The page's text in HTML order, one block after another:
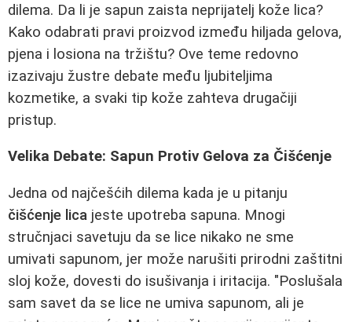
dilema. Da li je sapun zaista neprijatelj kože lica?
Kako odabrati pravi proizvod između hiljada gelova,
pjena i losiona na tržištu? Ove teme redovno
izazivaju žustre debate među ljubiteljima
kozmetike, a svaki tip kože zahteva drugačiji
pristup.
Velika Debate: Sapun Protiv Gelova za Čišćenje
Jedna od najčešćih dilema kada je u pitanju
čišćenje lica jeste upotreba sapuna. Mnogi
stručnjaci savetuju da se lice nikako ne sme
umivati sapunom, jer može narušiti prirodni zaštitni
sloj kože, dovesti do isušivanja i iritacija. "Poslušala
sam savet da se lice ne umiva sapunom, ali je